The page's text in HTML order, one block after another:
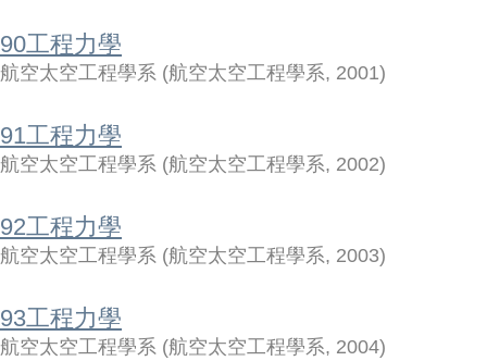
90工程力學
航空太空工程學系 (航空太空工程學系, 2001)
91工程力學
航空太空工程學系 (航空太空工程學系, 2002)
92工程力學
航空太空工程學系 (航空太空工程學系, 2003)
93工程力學
航空太空工程學系 (航空太空工程學系, 2004)